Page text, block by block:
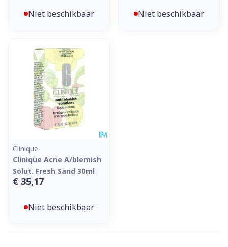
Niet beschikbaar Niet beschikbaar
Clinique
Clinique Acne A/blemish
Solut. Fresh Sand 30ml
€ 35,17
Niet beschikbaar